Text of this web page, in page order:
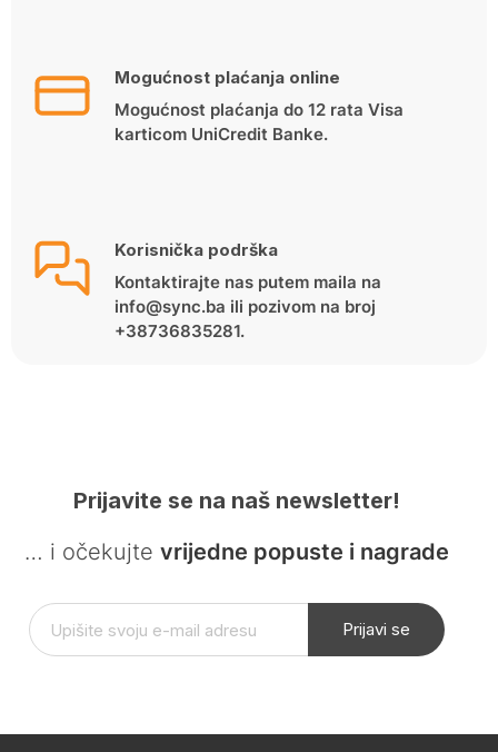
Mogućnost plaćanja online
Mogućnost plaćanja do 12 rata Visa
karticom UniCredit Banke.
Korisnička podrška
Kontaktirajte nas putem maila na
info@sync.ba ili pozivom na broj
+38736835281.
Prijavite se na naš newsletter!
… i očekujte vrijedne popuste i nagrade
Prijavi se